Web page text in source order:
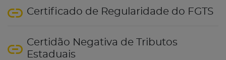
Certificado de Regularidade do FGTS
Certidão Negativa de Tributos
Estaduais